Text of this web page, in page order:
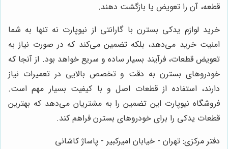
قطعه، آن را تعویض یا بازگشت دهند.
خرید لوازم یدکی بسترن با گارانتی از نیوپارت نه تنها به شما
امنیت خرید می‌دهد، بلکه تضمین می‌کند که در صورت نیاز به
تعویض قطعات، فرآیند بسیار ساده و سریع خواهد بود. از آنجا که
خودروهای بسترن به دقت و تخصص بالایی در تعمیرات نیاز
دارند، استفاده از قطعات اصل و با کیفیت بسیار مهم است.
فروشگاه نیوپارت این تضمین را به مشتریان می‌دهد که بهترین
قطعات یدکی را برای خودروهای بسترن فراهم کند.
دفتر مرکزی: تهران - خیابان امیرکبیر - پاساژ کاشانی